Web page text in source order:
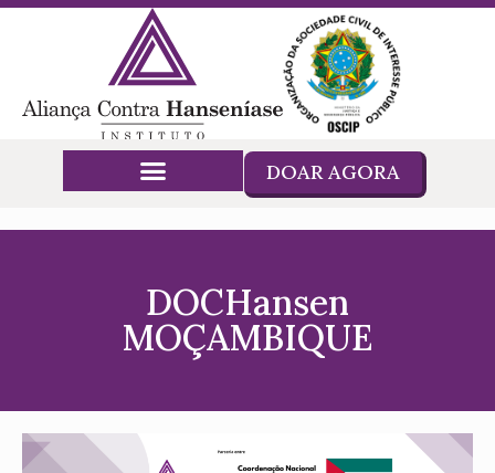
DOAR AGORA
DOCHansen
MOÇAMBIQUE